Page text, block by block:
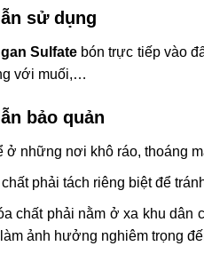
sử dụng
Sulfatebón trực tiếp vào
với muối,…
bảo quản
ở những nơi khô ráo, thoáng
phải tách riêng biệt để
chất phải nằm ở xa khu
ảnh hưởng nghiêm trọng